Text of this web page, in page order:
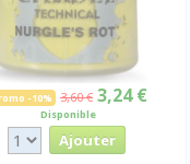
-10% 3,60 € 3,24 €
Disponible